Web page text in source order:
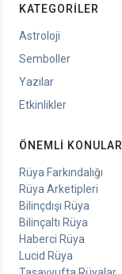
KATEGORILER
Astroloji
Semboller
Yazılar
Etkinlikler
ÖNEMLI KONULAR
Rüya Farkındalığı
Rüya Arketipleri
Bilinçdışı Rüya
Bilinçaltı Rüya
Haberci Rüya
Lucid Rüya